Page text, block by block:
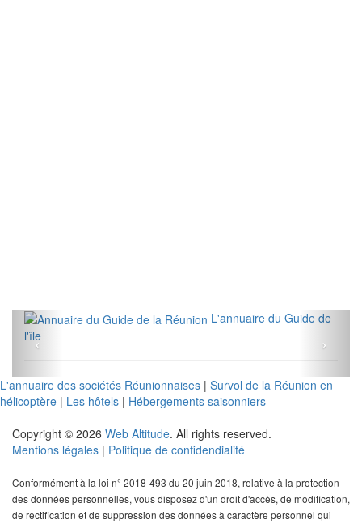
L'annuaire du Guide de
l'île
L'annuaire des sociétés Réunionnaises | Survol de la Réunion en
hélicoptère | Les hôtels | Hébergements saisonniers
Copyright © 2026 Web Altitude. All rights reserved.
Mentions légales | Politique de confidendialité
Conformément à la loi n° 2018-493 du 20 juin 2018, relative à la protection
des données personnelles, vous disposez d'un droit d'accès, de modification,
de rectification et de suppression des données à caractère personnel qui